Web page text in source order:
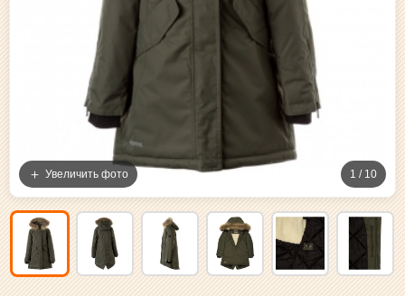
1 / 10
Увеличить фото